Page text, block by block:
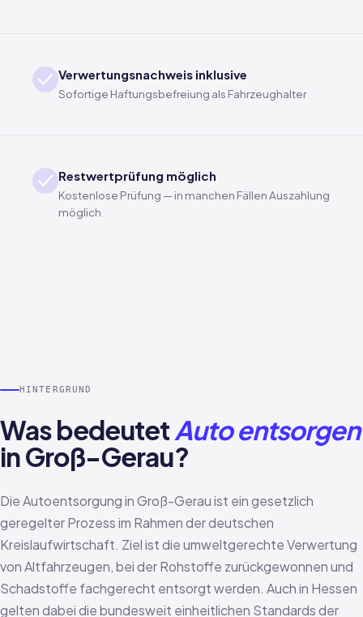
Verwertungsnachweis inklusive
Sofortige Haftungsbefreiung als Fahrzeughalter
Restwertprüfung möglich
Kostenlose Prüfung — in manchen Fällen Auszahlung
möglich
HINTERGRUND
Was bedeutetAuto entsorgen
in Groß-Gerau?
Die Autoentsorgung in Groß-Gerau ist ein gesetzlich
geregelter Prozess im Rahmen der deutschen
Kreislaufwirtschaft. Ziel ist die umweltgerechte Verwertung
von Altfahrzeugen, bei der Rohstoffe zurückgewonnen und
Schadstoffe fachgerecht entsorgt werden. Auch in Hessen
gelten dabei die bundesweit einheitlichen Standards der